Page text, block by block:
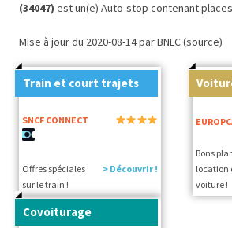
(34047) est un(e) Auto-stop contenant places
Mise à jour du 2020-08-14 par BNLC (source)
Train et court trajets
SNCF CONNECT
Offres spéciales
sur le train !
> Découvrir !
Bons
location
voiture !
Covoiturage